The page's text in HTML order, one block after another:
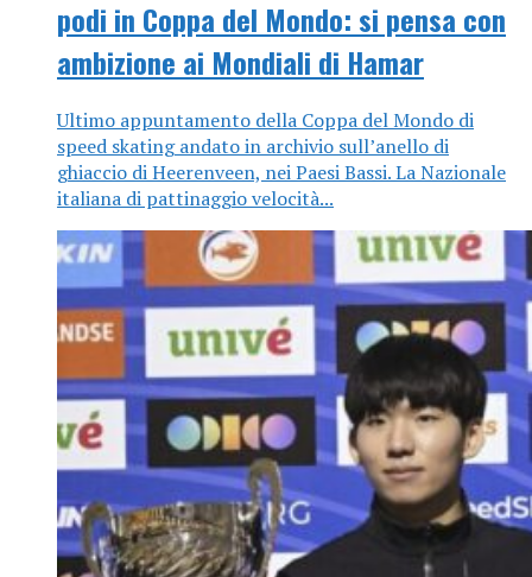
podi in Coppa del Mondo: si pensa con
ambizione ai Mondiali di Hamar
Ultimo appuntamento della Coppa del Mondo di
speed skating andato in archivio sull’anello di
ghiaccio di Heerenveen, nei Paesi Bassi. La Nazionale
italiana di pattinaggio velocità...